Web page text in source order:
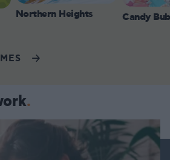
Northern Heights Candy